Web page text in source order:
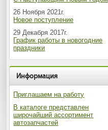
26 Ноября 2021г.
Новое поступление
29 Декабря 2017г.
График работы в новогодние
праздники
Информация
Приглашаем на работу
В каталоге представлен
широчайший ассортимент
автозапчастей